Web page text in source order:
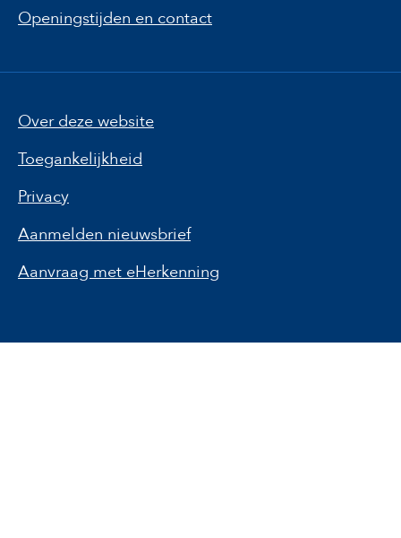
Openingstijden en contact
Over deze website
Toegankelijkheid
Privacy
Aanmelden nieuwsbrief
Aanvraag met eHerkenning